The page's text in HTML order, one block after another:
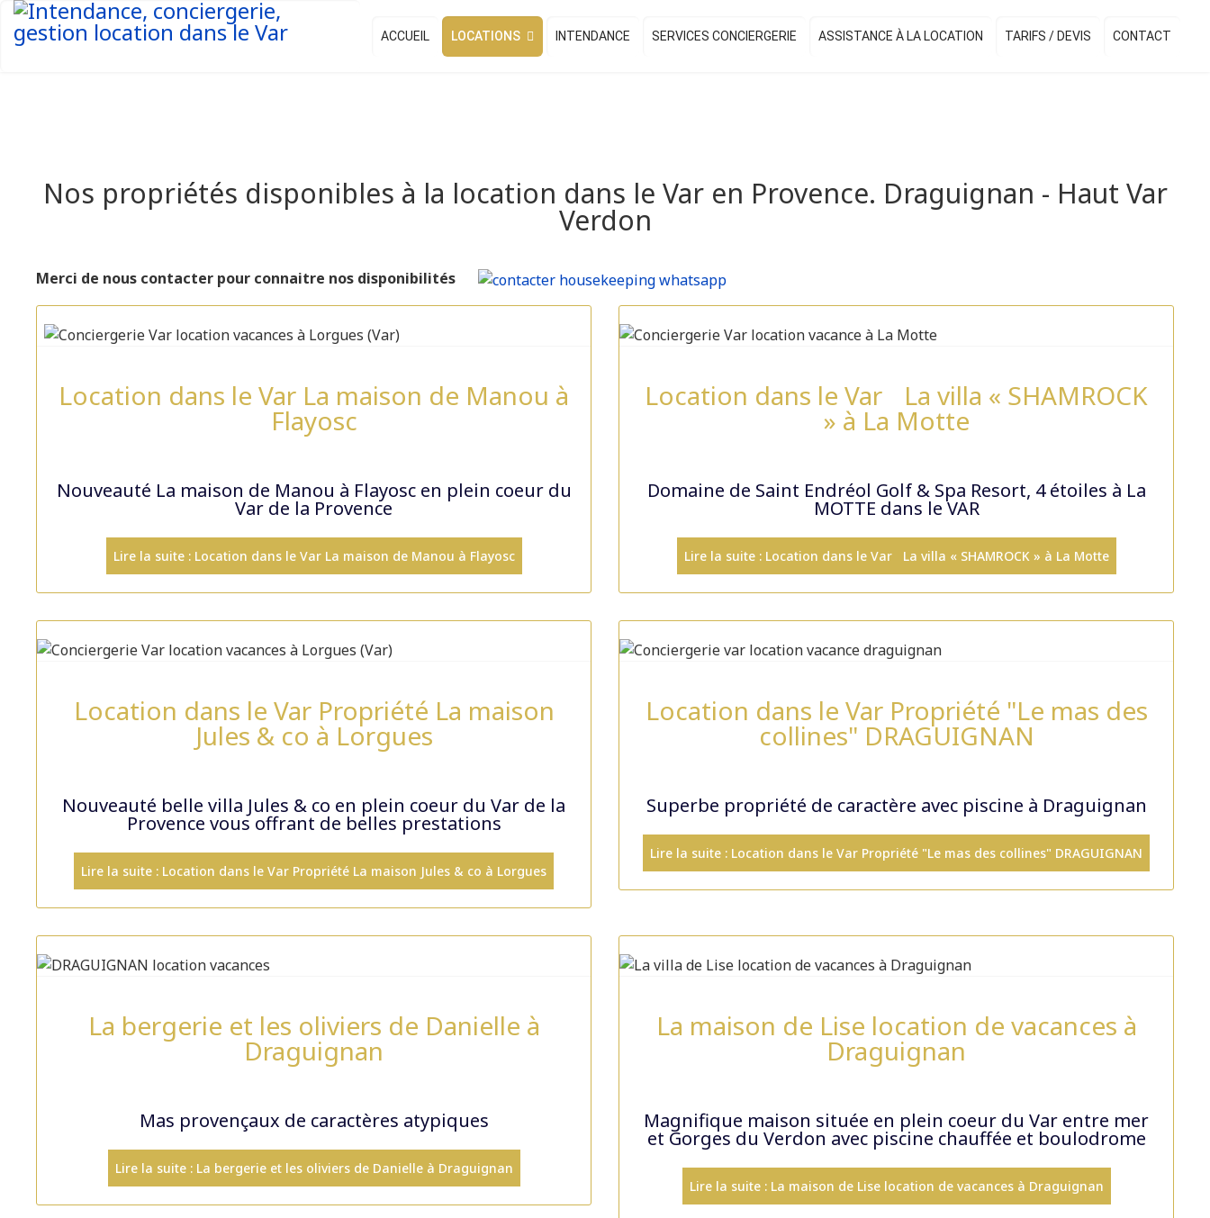
ACCUEIL LOCATIONS INTENDANCE SERVICES CONCIERGERIE ASSISTANCE À LA LOCATION TARIFS / DEVIS CONTACT
Nos propriétés disponibles à la location dans le Var en Provence. Draguignan - Haut Var
Verdon
Merci de nous contacter pour connaitre nos disponibilités
Location dans le Var La maison de Manou à
Flayosc
Nouveauté La maison de Manou à Flayosc en plein coeur du
Var de la Provence
Lire la suite : Location dans le Var La maison de Manou à Flayosc
Location dans le Var La villa « SHAMROCK
» à La Motte
Domaine de Saint Endréol Golf & Spa Resort, 4 étoiles à La
MOTTE dans le VAR
Lire la suite : Location dans le Var La villa « SHAMROCK » à La Motte
Location dans le Var Propriété La maison
Jules & co à Lorgues
Nouveauté belle villa Jules & co en plein coeur du Var de la
Provence vous offrant de belles prestations
Lire la suite : Location dans le Var Propriété La maison Jules & co à Lorgues
Location dans le Var Propriété "Le mas des
collines" DRAGUIGNAN
Superbe propriété de caractère avec piscine à Draguignan
Lire la suite : Location dans le Var Propriété "Le mas des collines" DRAGUIGNAN
La bergerie et les oliviers de Danielle à
Draguignan
Mas provençaux de caractères atypiques
Lire la suite : La bergerie et les oliviers de Danielle à Draguignan
La maison de Lise location de vacances à
Draguignan
Magnifique maison située en plein coeur du Var entre mer
et Gorges du Verdon avec piscine chauffée et boulodrome
Lire la suite : La maison de Lise location de vacances à Draguignan